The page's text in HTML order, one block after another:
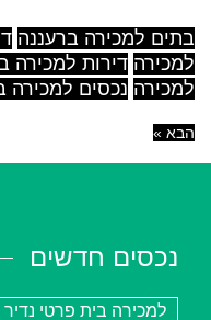
בתים למכירה ברעננה
למכירה דירות למכירה
למכירה נכסים למכירה
הבא »
נכסים חדשים
למכירה בית פרטי נדיר